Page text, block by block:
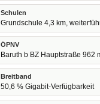
Schulen
Grundschule 4,3 km,
ÖPNV
Baruth b BZ Hauptstraße 962
Breitband
50,6 % Gigabit-Verfügbarkeit